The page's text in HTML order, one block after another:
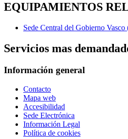
EQUIPAMIENTOS
Sede Central del Gobierno Vasco
Servicios mas
Información general
Contacto
Mapa web
Accesibilidad
Sede Electrónica
Información Legal
Política de cookies